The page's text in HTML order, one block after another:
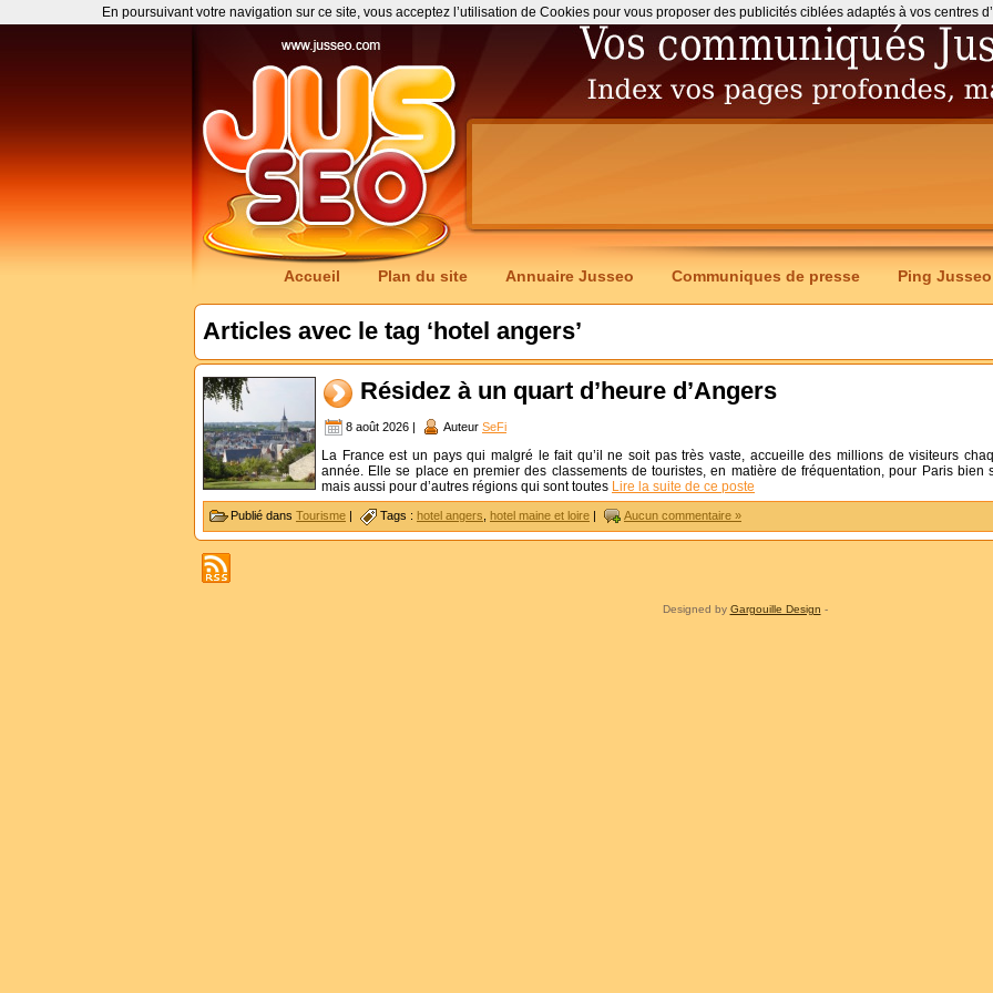
Accueil Plan du site Annuaire Jusseo Communiques de presse Ping Jusseo
Articles avec le tag ‘hotel angers’
Résidez à un quart d’heure d’Angers
8 août 2026 | Auteur SeFi
La France est un pays qui malgré le fait qu’il ne soit pas très vaste, accueille des millions de visiteurs
année. Elle se place en premier des classements de touristes, en matière de fréquentation, pour Paris bien
mais aussi pour d’autres régions qui sont toutes Lire la suite de ce poste
Publié dans Tourisme | Tags : hotel angers hotel maine et loire | Aucun commentaire »
Designed by Gargouille Design -
En poursuivant votre navigation sur ce site, vous acceptez l’utilisation de Cookies pour vous proposer des publicités ciblées adaptés à vos centres